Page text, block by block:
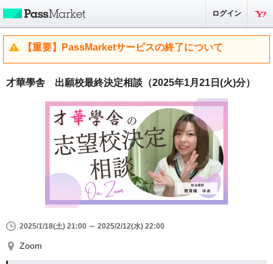
ログイン
【重要】PassMarketサービスの終了について
才華學舎 出願校最終決定相談（2025年1月21日(火)分）
2025/1/18(土) 21:00 ～ 2025/2/12(水) 22:00
Zoom